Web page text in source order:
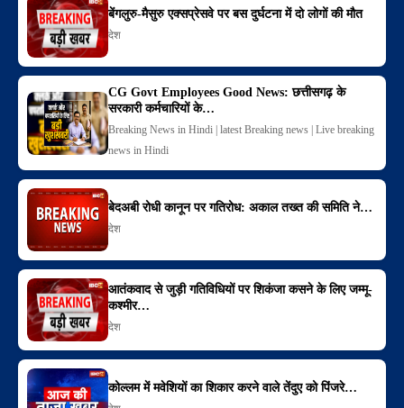
बेंगलुरु-मैसुरु एक्सप्रेसवे पर बस दुर्घटना में दो लोगों की मौत
देश
CG Govt Employees Good News: छत्तीसगढ़ के
सरकारी कर्मचारियों के…
Breaking News in Hindi | latest Breaking news | Live breaking
news in Hindi
बेदअबी रोधी कानून पर गतिरोध: अकाल तख्त की समिति ने…
देश
आतंकवाद से जुड़ी गतिविधियों पर शिकंजा कसने के लिए जम्मू-
कश्मीर…
देश
कोल्लम में मवेशियों का शिकार करने वाले तेंदुए को पिंजरे…